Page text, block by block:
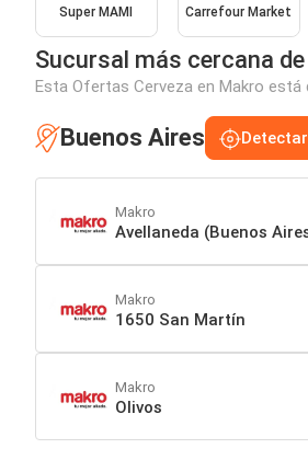
Super MAMI Carrefour Market
Sucursal más cercana
Esta Ofertas Cerveza en Makro
Buenos Aires
Makro
Avellaneda (Buenos
Makro
1650 San Martín
Makro
Olivos